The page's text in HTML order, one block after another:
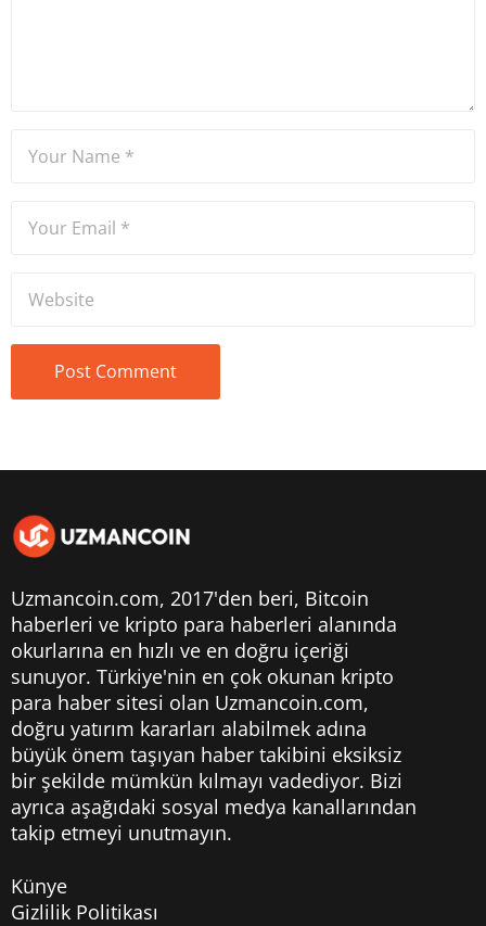
Uzmancoin.com, 2017'den beri, Bitcoin
haberleri ve kripto para haberleri alanında
okurlarına en hızlı ve en doğru içeriği
sunuyor. Türkiye'nin en çok okunan kripto
para haber sitesi olan Uzmancoin.com,
doğru yatırım kararları alabilmek adına
büyük önem taşıyan haber takibini eksiksiz
bir şekilde mümkün kılmayı vadediyor. Bizi
ayrıca aşağıdaki sosyal medya kanallarından
takip etmeyi unutmayın.
Künye
Gizlilik Politikası